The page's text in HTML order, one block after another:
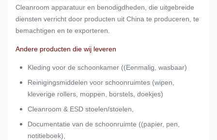
Cleanroom apparatuur en benodigdheden, die uitgebreide
diensten verricht door producten uit China te produceren, te
bemachtigen en te exporteren.
Andere producten die wij leveren
Kleding voor de schoonkamer ((Eenmalig, wasbaar)
Reinigingsmiddelen voor schoonruimtes (wipen,
kleverige rollers, moppen, borstels, doekjes)
Cleanroom & ESD stoelen/stoelen,
Documentatie van de schoonruimte ((papier, pen,
notitieboek),